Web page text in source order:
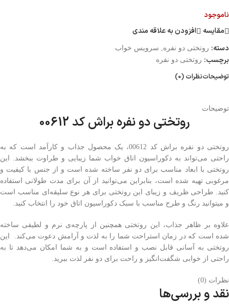
ناموجود
مقایسه
افزودن به علاقه مندی
دسته: روتختی دو نفره, سرویس خواب
برچسب: روتختی دو نفره
توضیحاتنظرات (0)
توضیحات
روتختی دو نفره براش کد 00612
روتختی دو نفره براش کد 00612، یک محصول جذاب و کارآمد است که به
راحتی می‌تواند به دکوراسیون اتاق خواب شما زیبایی و طراوت ببخشد. این
روتختی با ابعاد مناسب برای دو نفر ساخته شده است و از جنس با کیفیت و
مرغوبی تهیه شده است، بنابراین می‌توانید از آن برای مدت طولانی استفاده
کنید. طراحی ظریف و زیبای این روتختی برای هر نوع سلیقه‌ای مناسب است
و میتوانید رنگ و طرح مناسب با سبک دکوراسیون اتاق خود را انتخاب کنید.
علاوه بر ظاهر جذاب، این روتختی همچنین از پارچه‌ی نرم و لطیفی ساخته
شده است که در زمان استراحت شما را به لذت و آرامش دعوت می‌کند. این
روتختی به آسانی قابل نصب و استفاده است و به شما امکان می‌دهد تا به
راحتی از خوابی شگفت‌انگیز و راحت برای دو نفر لذت ببرید.
نظرات (0)
نقد و بررسی‌ها